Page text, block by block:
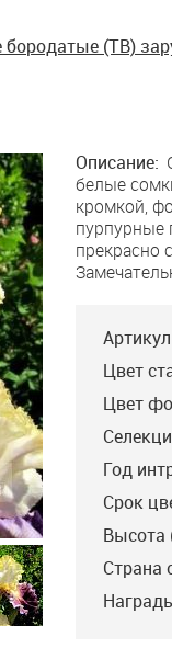
(TB)
Описание:
белые
кромкой,
пурпурные
прекрасно
Цвет
Цвет
Год
Срок
Высота
Страна
91.